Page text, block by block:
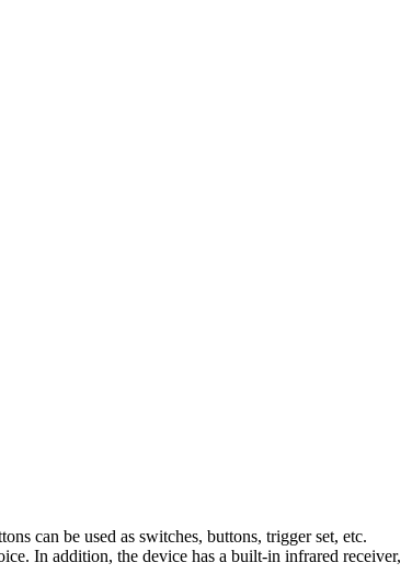
can be used as switches, buttons, trigger set, etc.
In addition, the device has a built-in infrared receiver,